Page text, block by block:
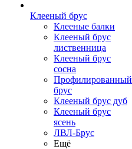
Клееный брус
Клееные балки
Клееный брус
лиственница
Клееный брус
сосна
Профилированный
брус
Клееный брус дуб
Клееный брус
ясень
ЛВЛ-Брус
Ещё